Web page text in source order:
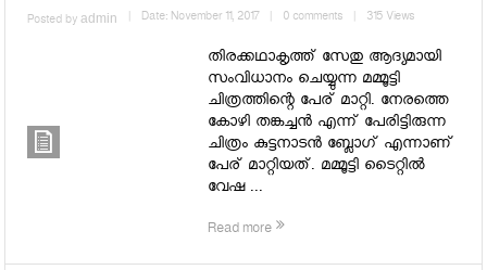
Posted byadmin | Date: November 11, 2017 | 0 comments | 315 Views
തിരക്കഥാകൃത്ത് സേതു ആദ്യമായി
സംവിധാനം ചെയ്യുന്ന മമ്മൂട്ടി
ചിത്രത്തിന്റെ പേര് മാറ്റി. നേരത്തെ
കോഴി തങ്കച്ചന്‍ എന്ന് പേരിട്ടിരുന്ന
ചിത്രം കുട്ടനാടൻ ബ്ലോഗ് എന്നാണ്
പേര് മാറ്റിയത്. മമ്മൂട്ടി ടൈറ്റില്‍
വേഷ ...
Read more